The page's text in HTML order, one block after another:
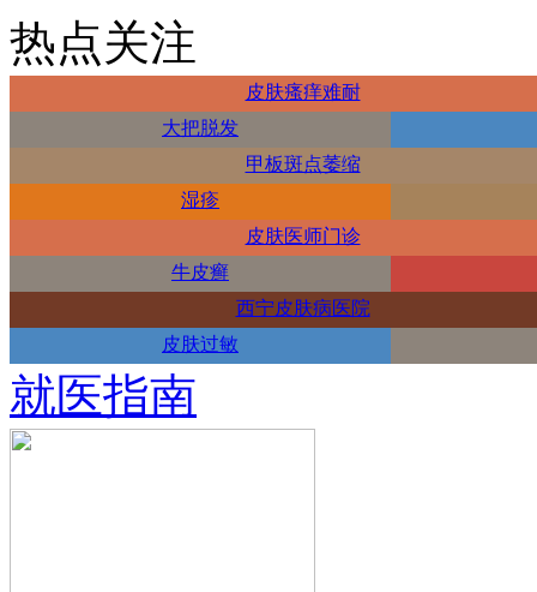
热点关注
皮肤瘙痒难耐
大把脱发
甲板斑点萎缩
湿疹
皮肤医师门诊
牛皮癣
西宁皮肤病医院
皮肤过敏
就医指南